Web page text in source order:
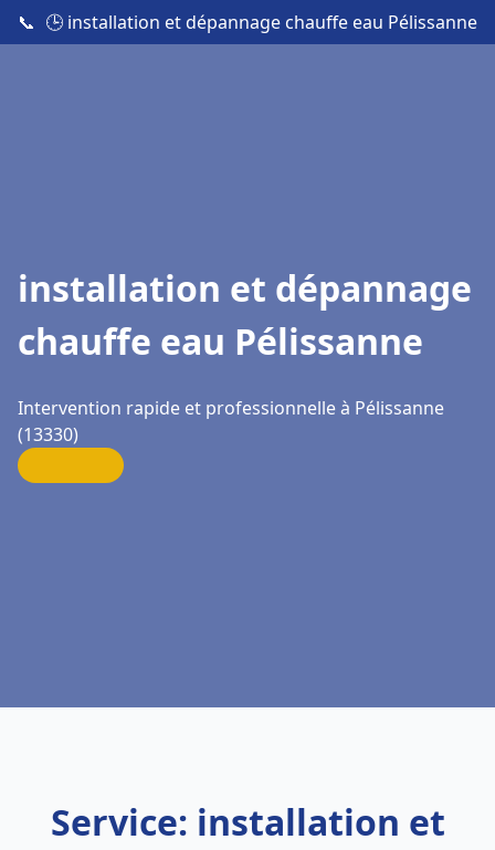
📞 🕒 installation et dépannage chauffe eau Pélissanne
installation et dépannage
chauffe eau Pélissanne
Intervention rapide et professionnelle à Pélissanne
(13330)
Service: installation et